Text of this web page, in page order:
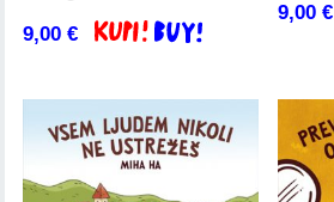
9,00€ Dodaj v košarico
9,00€